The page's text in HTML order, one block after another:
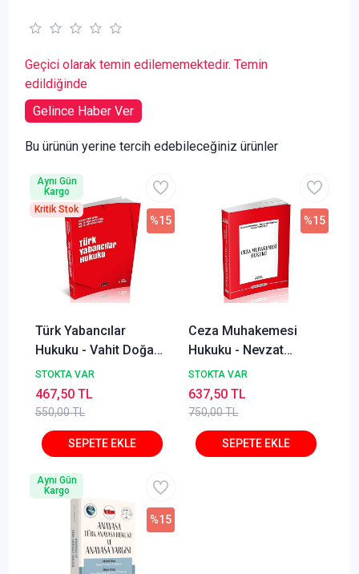
Geçici olarak temin edilememektedir. Temin
edildiğinde
Gelince Haber Ver
Bu ürünün yerine tercih edebileceğiniz ürünler
Türk Yabancılar
Hukuku - Vahit Doğan,
Alper Çağrı Yılmaz,
Lale Ayhan İzmirli
STOKTA VAR
550,00 TL
%15
467,50 TL
Aynı Gün
Kargo
Kritik Stok
Ceza Muhakemesi
Hukuku - Nevzat
Toroslu, Haluk Toroslu
Metin Feyzioğlu Eylül
2025
STOKTA VAR
750,00 TL
%15
637,50 TL
%15
Aynı Gün
Kargo